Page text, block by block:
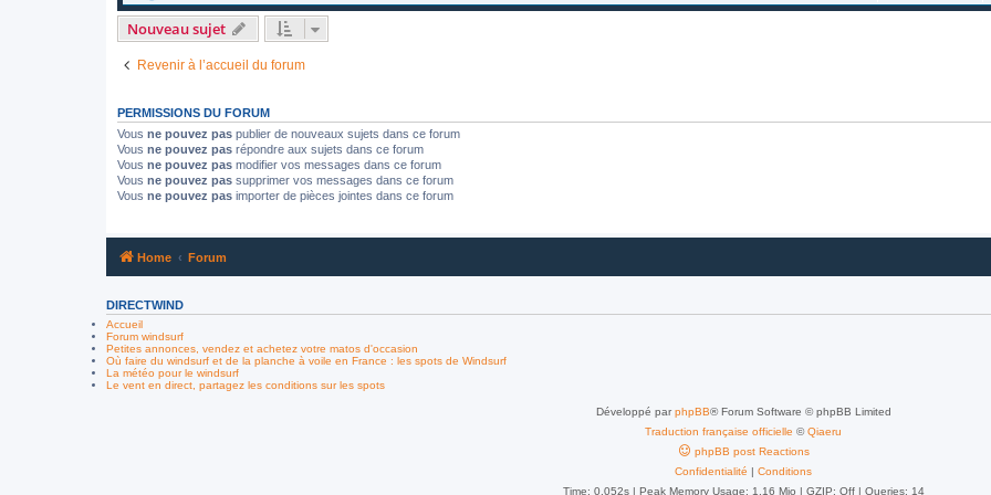
Nouveau sujet
Revenir à l’accueil du forum
PERMISSIONS DU FORUM
Vous ne pouvez pas publier de nouveaux sujets dans ce forum
Vous ne pouvez pas répondre aux sujets dans ce forum
Vous ne pouvez pas modifier vos messages dans ce forum
Vous ne pouvez pas supprimer vos messages dans ce forum
Vous ne pouvez pas importer de pièces jointes dans ce forum
Home Forum
DIRECTWIND
Accueil
Forum windsurf
Petites annonces, vendez et achetez votre matos d'occasion
Où faire du windsurf et de la planche à voile en France : les spots de Windsurf
La météo pour le windsurf
Le vent en direct, partagez les conditions sur les spots
Développé parphpBB® Forum Software © phpBB Limited
Traduction française officielle ©Qiaeru
phpBB post Reactions
Confidentialité | Conditions
Time: 0.052s| Peak Memory Usage: 1.16 Mio | GZIP: Off | Queries: 14